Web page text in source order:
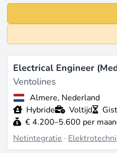
Electrical Engineer
Ventolines
Almere, Nederland
Hybride
Voltijd
€ 4.200–5.600 per
Netintegratie ·